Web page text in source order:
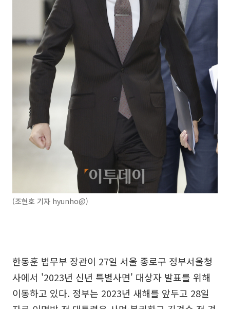
(조현호 기자 hyunho@)
한동훈 법무부 장관이 27일 서울 종로구 정부서울청
사에서 '2023년 신년 특별사면' 대상자 발표를 위해
이동하고 있다. 정부는 2023년 새해를 앞두고 28일